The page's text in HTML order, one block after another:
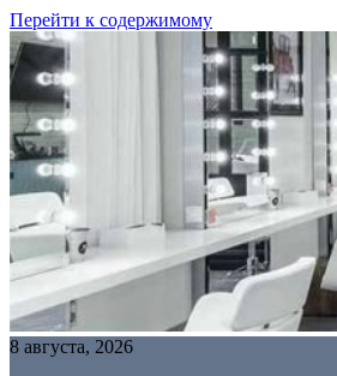
Перейти к содержимому
8 августа, 2026